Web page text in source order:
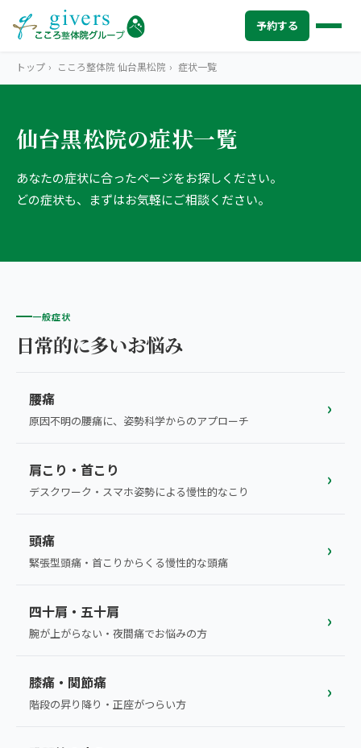
予約する
HOME トップ
SYMPTOMS 症状から探す
腰痛
四十肩・五十肩
膝痛・関節痛
股関節の痛み
産後の不調・体型の崩れ
骨盤の傾き・歪み
眼精疲労
寝違え
疲労回復
北海道
札幌エリア（13院）
仙台エリア（4院）
池袋エリア（3院）
高田馬場エリア（2院）
町田エリア（2院）
中国
ABOUT US 私たちについて
初めての方へ
研究・論文
メディア・実績
お客様の声
とらわれないカラダを。
トップ › こころ整体院 仙台黒松院 › 症状一覧
仙台黒松院の症状一覧
あなたの症状に合ったページをお探しください。
どの症状も、まずはお気軽にご相談ください。
一般症状
日常的に多いお悩み
腰痛
原因不明の腰痛に、姿勢科学からのアプローチ
›
肩こり・首こり
デスクワーク・スマホ姿勢による慢性的なこり
›
頭痛
緊張型頭痛・首こりからくる慢性的な頭痛
›
四十肩・五十肩
腕が上がらない・夜間痛でお悩みの方
›
膝痛・関節痛
階段の昇り降り・正座がつらい方
›